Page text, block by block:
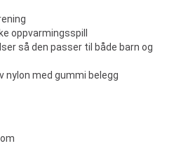
oppvarmingsspill
så den passer til både barn og
nylon med gummi belegg